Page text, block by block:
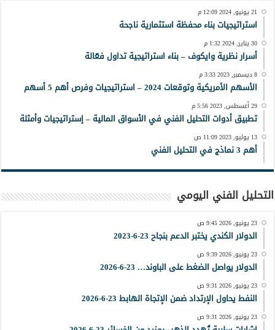
21 يونيو, 2024 12:09 م
استراتيجيات بناء محفظة استثمارية ناجحة
30 يناير, 2024 1:32 م
أسرار نظرية وايكوف – بناء استراتيجية تداول فعّالة
8 ديسمبر, 2023 3:33 م
الأسهم الأمريكية وتوقعات 2024 – استراتيجيات وفرص أهم 5 أسهم
29 أغسطس, 2023 5:56 م
تطبيق أدوات التحليل الفني في الأسواق المالية – إستراتيجيات وأمثلة
13 يوليو, 2023 11:09 ص
أهم 3 نماذج في التحليل الفني
التحليل الفني اليومي
23 يونيو, 2026 9:45 ص
الدولار الكندي يختبر الدعم بنجاح 23-6-2023
23 يونيو, 2026 9:39 ص
الدولار يواصل الضغط على الباوند… 23-6-2026
23 يونيو, 2026 9:31 ص
النفط يحاول الإرتداد ضمن الإتجاة الهابط 23-6-2026
23 يونيو, 2026 9:31 ص